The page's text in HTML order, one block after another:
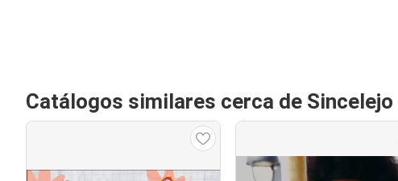
Catálogos similares cerca de Sincelejo